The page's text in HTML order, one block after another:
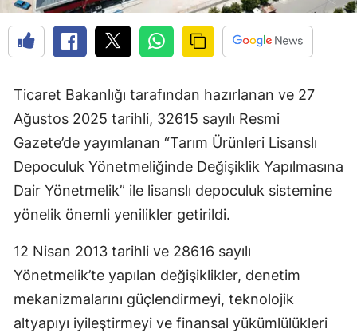
Ticaret Bakanlığı tarafından hazırlanan ve 27
Ağustos 2025 tarihli, 32615 sayılı Resmi
Gazete’de yayımlanan “Tarım Ürünleri Lisanslı
Depoculuk Yönetmeliğinde Değişiklik Yapılmasına
Dair Yönetmelik” ile lisanslı depoculuk sistemine
yönelik önemli yenilikler getirildi.
12 Nisan 2013 tarihli ve 28616 sayılı
Yönetmelik’te yapılan değişiklikler, denetim
mekanizmalarını güçlendirmeyi, teknolojik
altyapıyı iyileştirmeyi ve finansal yükümlülükleri